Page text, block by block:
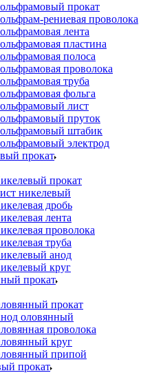
прокат
рениевая проволока
лента
пластина
полоса
проволока
труба
фольга
лист
пруток
штабик
электрод
прокат
прокат
никелевый
дробь
лента
проволока
труба
анод
круг
прокат
прокат
оловянный
проволока
круг
припой
прокат